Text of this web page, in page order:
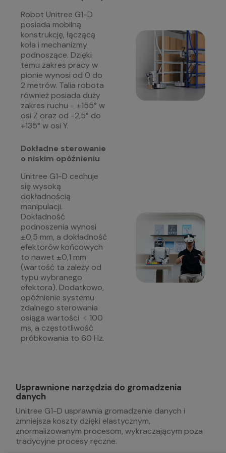
Robot Unitree G1-D
posiada mobilną
konstrukcję, łączącą
koła i mechanizmy
podnoszące. Dzięki
temu zakres pracy w
pionie wynosi od 0 do
2 metrów. Talia robota
również posiada duży
zakres ruchu - ±155° w
osi Z oraz od -2,5° do
+135° w osi Y.
Dokładne sterowanie
o niskim opóźnieniu
Unitree G1-D cechuje
się wysoką
dokładnością
manipulacji.
Dokładność
podnoszenia wynosi
±0,5 mm, a dokładność
efektorów końcowych
to nawet ±0,1 mm
(wartość ta zależy od
typu wybranego
efektora). Dodatkowo,
opóźnienie systemu
zdalnego sterowania
osiąga wartości ﹤100
ms, a częstotliwość
próbkowania to 60 Hz.
Usprawnione narzędzia do gromadzenia
danych
Unitree G1-D usprawnia gromadzenie danych i
zmniejsza koszty dzięki elastycznym,
znormalizowanym procesom, wykraczającym poza
tradycyjne procesy ręczne.